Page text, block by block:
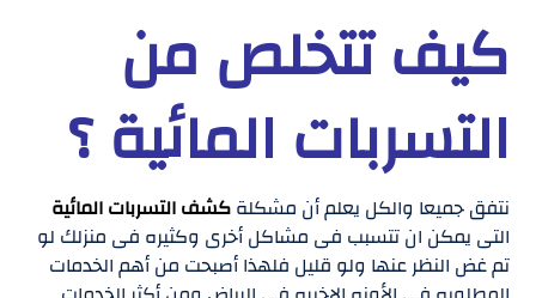
كيف تتخلص من
التسربات المائية ؟
نتفق جميعا والكل يعلم أن مشكلةكشف التسربات المائية
التى يمكن ان تتسبب فى مشاكل أخرى وكثيره فى منزلك لو
تم غض النظر عنها ولو قليل فلهذا أصبحت من أهم الخدمات